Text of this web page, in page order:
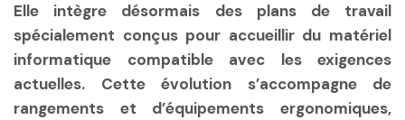
Elle intègre désormais des plans de travail
spécialement conçus pour accueillir du matériel
informatique compatible avec les exigences
actuelles. Cette évolution s’accompagne de
rangements et d’équipements ergonomiques,